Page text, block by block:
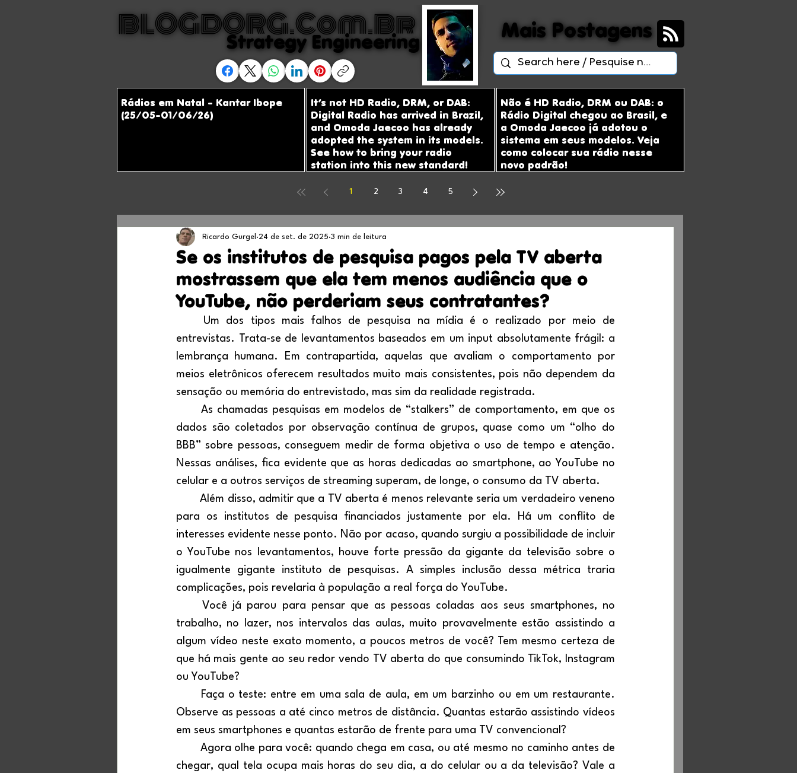
BLOGDORG.com.br
BLOGDORG.com.br
Strategy Engineering
Strategy Engineering Mais Postagens
Mais Postagens
Rádios em Natal - Kantar Ibope
(25/05-01/06/26)
It’s not HD Radio, DRM, or DAB:
Digital Radio has arrived in Brazil,
and Omoda Jaecoo has already
adopted the system in its models.
See how to bring your radio
station into this new standard!
Não é HD Radio, DRM ou DAB: o
Rádio Digital chegou ao Brasil, e
a Omoda Jaecoo já adotou o
sistema em seus modelos. Veja
como colocar sua rádio nesse
novo padrão!
1 2 3 4 5
Se os institutos de pesquisa pagos pela TV aberta
mostrassem que ela tem menos audiência que o
YouTube, não perderiam seus contratantes?
Ricardo Gurgel 24 de set. de 2025 3 min de leitura
entrevistas. Trata-se de levantamentos baseados em um input absolutamente frágil: a
lembrança humana. Em contrapartida, aquelas que avaliam o comportamento por
meios eletrônicos oferecem resultados muito mais consistentes, pois não dependem da
sensação ou memória do entrevistado, mas sim da realidade registrada.
dados são coletados por observação contínua de grupos, quase como um “olho do
BBB” sobre pessoas, conseguem medir de forma objetiva o uso de tempo e atenção.
Nessas análises, fica evidente que as horas dedicadas ao smartphone, ao YouTube no
celular e a outros serviços de streaming superam, de longe, o consumo da TV aberta.
	Além disso, admitir que a TV aberta é menos relevante seria um verdadeiro veneno
para os institutos de pesquisa financiados justamente por ela. Há um conflito de
interesses evidente nesse ponto. Não por acaso, quando surgiu a possibilidade de incluir
o YouTube nos levantamentos, houve forte pressão da gigante da televisão sobre o
igualmente gigante instituto de pesquisas. A simples inclusão dessa métrica traria
complicações, pois revelaria à população a real força do YouTube.
trabalho, no lazer, nos intervalos das aulas, muito provavelmente estão assistindo a
algum vídeo neste exato momento, a poucos metros de você? Tem mesmo certeza de
que há mais gente ao seu redor vendo TV aberta do que consumindo TikTok, Instagram
ou YouTube?
Observe as pessoas a até cinco metros de distância. Quantas estarão assistindo vídeos
em seus smartphones e quantas estarão de frente para uma TV convencional?
chegar, qual tela ocupa mais horas do seu dia, a do celular ou a da televisão? Vale a